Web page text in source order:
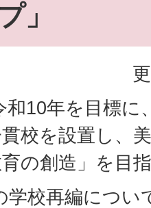
」
和10年を目標に
校を設置し、
育の創造」を目
学校再編につい